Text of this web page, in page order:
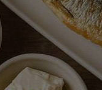
19,85 zł
regularna: 21,00 zł
do koszyka